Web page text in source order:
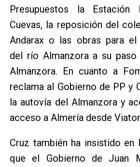
Presupuestos la Estación
Cuevas, la reposición del
Andarax o las obras para el
del río Almanzora a su paso
Almanzora. En cuanto a
reclama al Gobierno de PP y
la autovía del Almanzora y
acceso a Almería desde
Cruz también ha insistido en
que el Gobierno de Juan